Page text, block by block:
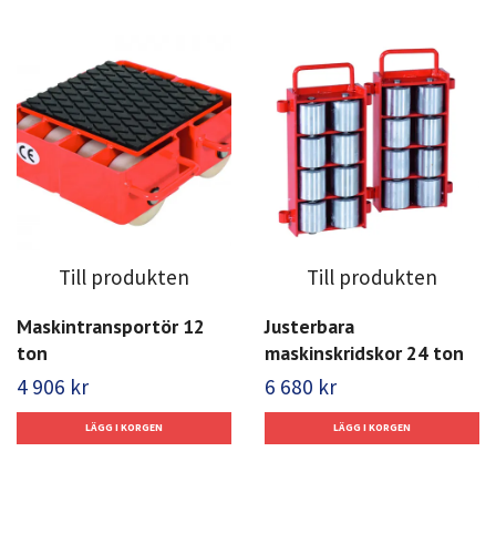
Till produkten
Maskintransportör 12
ton
4 906 kr
Till produkten
Justerbara
maskinskridskor 24 ton
6 680 kr